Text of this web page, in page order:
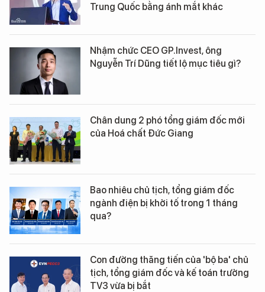
Trung Quốc bằng ánh mắt khác
Nhậm chức CEO GP.Invest, ông
Nguyễn Trí Dũng tiết lộ mục tiêu gì?
Chân dung 2 phó tổng giám đốc mới
của Hoá chất Đức Giang
Bao nhiêu chủ tịch, tổng giám đốc
ngành điện bị khởi tố trong 1 tháng
qua?
Con đường thăng tiến của 'bộ ba' chủ
tịch, tổng giám đốc và kế toán trưởng
TV3 vừa bị bắt